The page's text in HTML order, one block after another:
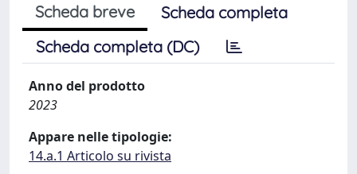
Scheda breve
Scheda completa
Scheda completa (DC)
Anno del prodotto
2023
Appare nelle tipologie:
14.a.1 Articolo su rivista